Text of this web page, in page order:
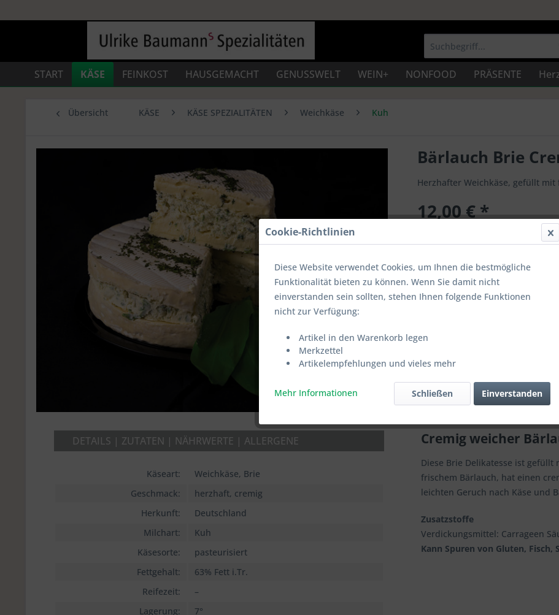
START KÄSE FEINKOST HAUSGEMACHT GENUSSWELT WEIN+ NONFOOD PRÄSENTE
Übersicht KÄSE KÄSE SPEZIALITÄTEN Weichkäse Kuh
Bärlauch Brie
Herzhafter Weichkäse, gefüllt
12,00 € *
zzgl.
Artikel-Nr.:
WK0032
Merken
DETAILS | ZUTATEN | NÄHRWERTE | ALLERGENE
Käseart:
Weichkäse, Brie
Geschmack:
herzhaft, cremig
Herkunft:
Deutschland
Milchart:
Kuh
Käsesorte:
pasteurisiert
Fettgehalt:
63% Fett i.Tr.
Reifezeit:
–
Lagerung:
7°
Cremig weicher
Diese Brie Delikatesse ist
frischem Bärlauch, hat einen
leichten Geruch nach Käse und
Zusatzstoffe
Verdickungsmittel: Carrageen
Kann Spuren von Gluten, Fisch,
Cookie-Richtlinien
Diese Website verwendet Cookies, um Ihnen die bestmögliche
Funktionalität bieten zu können. Wenn Sie damit nicht
einverstanden sein sollten, stehen Ihnen folgende Funktionen
nicht zur Verfügung:
Artikel in den Warenkorb legen
Merkzettel
Artikelempfehlungen und vieles mehr
Mehr Informationen Einverstanden
Schließen